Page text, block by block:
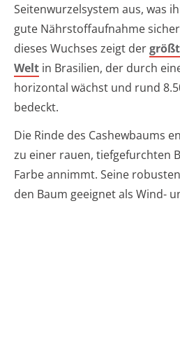
Seitenwurzelsystem aus, was
gute Nährstoffaufnahme
dieses Wuchses zeigt der
Welt in Brasilien, der durch
horizontal wächst und rund
bedeckt.
Die Rinde des Cashewbaums
zu einer rauen, tiefgefurchten
Farbe annimmt. Seine
den Baum geeignet als Wind-